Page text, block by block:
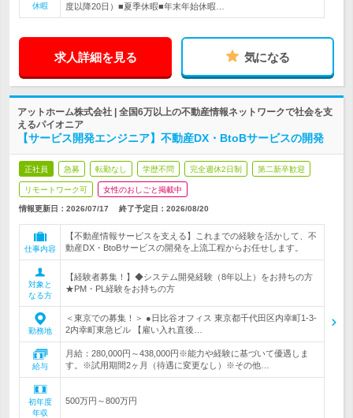
休暇
度以降20日）■夏季休暇■年末年始休暇…
求人詳細を見る 気になる
アットホーム株式会社 | 全国6万以上の不動産情報ネットワークで社会を支
えるパイオニア
【サービス開発エンジニア】不動産DX・BtoBサービスの開発
正社員 急募 転勤なし 学歴不問 完全週休2日制 第二新卒歓迎
リモートワーク可 女性のおしごと掲載中
情報更新日：2026/07/17 終了予定日： 2026/08/20
仕事内容
【不動産情報サービスを支える】これまでの経験を活かして、不
動産DX・BtoBサービスの開発を上流工程からお任せします。
対象と
なる方
【経験者募集！】◆システム開発経験（8年以上）をお持ちの方
★PM・PL経験をお持ちの方
勤務地
＜東京での募集！＞ ●日比谷オフィス 東京都千代田区内幸町1-3-
2内幸町東急ビル 【雇い入れ直後…
給与
月給：280,000円～438,000円※能力や経験に基づいて優遇しま
す。※試用期間2ヶ月（待遇に変更なし）※その他…
初年度
年収
500万円～800万円